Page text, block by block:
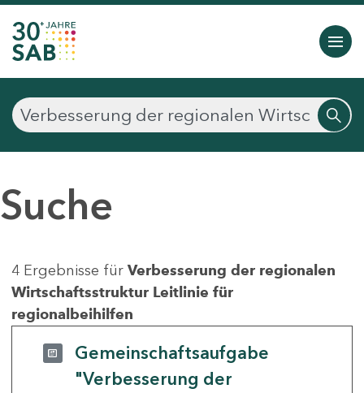
Suche
4 Ergebnisse für Verbesserung der regionalen
Wirtschaftsstruktur Leitlinie für
regionalbeihilfen
Gemeinschaftsaufgabe
"Verbesserung der